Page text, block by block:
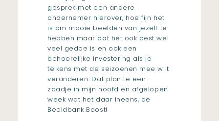
gesprek met een andere
ondernemer hierover, hoe fijn het
is om mooie beelden van jezelf te
hebben maar dat het ook best wel
veel gedoe is en ook een
behoorelijke investering als je
telkens met de seizoenen mee wilt
veranderen. Dat plantte een
zaadje in mijn hoofd en afgelopen
week wat het daar ineens, de
Beeldbank Boost!